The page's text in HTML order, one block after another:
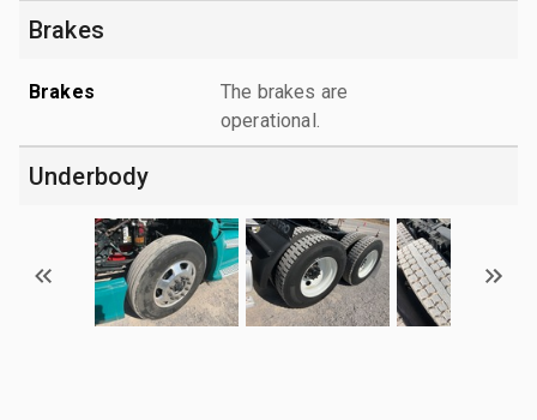
Brakes
Brakes
The brakes are
operational.
Underbody